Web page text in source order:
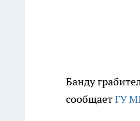
Банду
сообщаетГУ